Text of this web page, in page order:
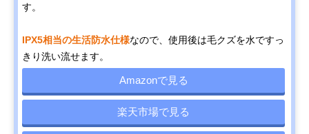
す。
IPX5相当の生活防水仕様なので、使用後は毛クズを水ですっ
きり洗い流せます。
Amazonで見る
楽天市場で見る